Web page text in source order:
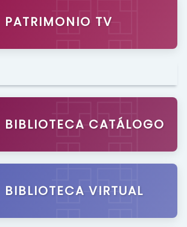
PATRIMONIO TV
BIBLIOTECA CATÁLOGO
BIBLIOTECA VIRTUAL